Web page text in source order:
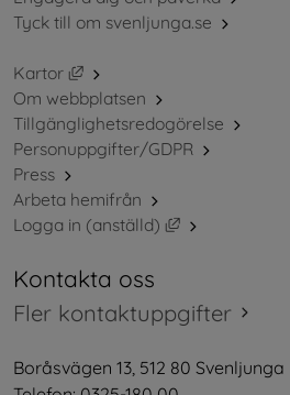
Tyck till om svenljunga.se
Kartor
Länk till annan webbplats,
Om webbplatsen
Tillgänglighetsredogörelse
Personuppgifter/GDPR
Press
Arbeta hemifrån
Logga in (anställd)
Länk till
Kontakta oss
Fler kontaktuppgifter
Boråsvägen 13, 512 80 Svenljunga